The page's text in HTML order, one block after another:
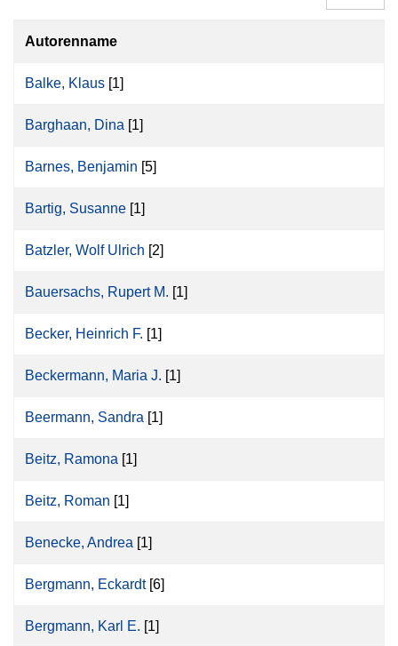
Autorenname
Balke, Klaus [1]
Barghaan, Dina [1]
Barnes, Benjamin [5]
Bartig, Susanne [1]
Batzler, Wolf Ulrich [2]
Bauersachs, Rupert M. [1]
Becker, Heinrich F. [1]
Beckermann, Maria J. [1]
Beermann, Sandra [1]
Beitz, Ramona [1]
Beitz, Roman [1]
Benecke, Andrea [1]
Bergmann, Eckardt[6]
Bergmann, Karl E. [1]